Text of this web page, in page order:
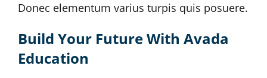
Donec elementum varius turpis quis posuere.
Build Your Future With Avada
Education